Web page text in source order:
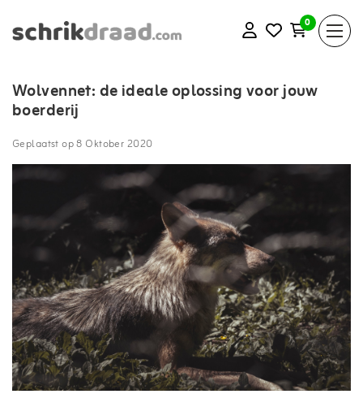
0
Wolvennet: de ideale oplossing voor jouw
boerderij
Geplaatst op8 Oktober 2020